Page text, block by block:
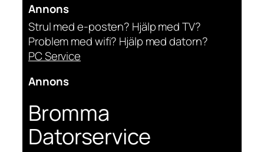
Annons
Strul med e-posten? Hjälp med TV?
Problem med wifi? Hjälp med datorn?
PC Service
Annons
Bromma
Datorservice